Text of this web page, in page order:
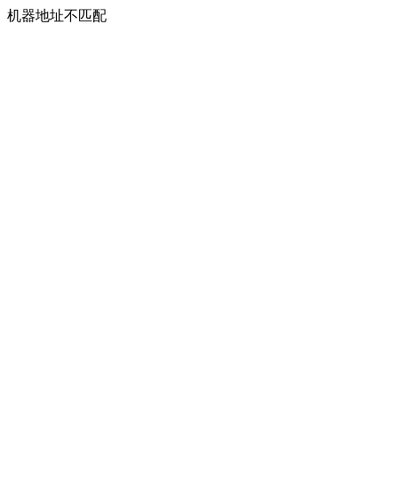
机器地址不匹配